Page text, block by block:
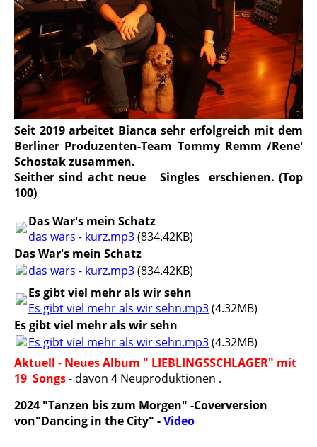
Seit 2019 arbeitet Bianca sehr erfolgreich mit dem
Berliner Produzenten-Team Tommy Remm /Rene'
Schostak zusammen.
Seither sind acht neue Singles erschienen. (Top
100)
Das War's mein Schatz
das wars - kurz.mp3(834.42KB)
Das War's mein Schatz
das wars - kurz.mp3(834.42KB)
Es gibt viel mehr als wir sehn
Es gibt viel mehr als wir sehn.mp3(4.32MB)
Es gibt viel mehr als wir sehn
Es gibt viel mehr als wir sehn.mp3(4.32MB)
Aktuell - Neues Album " LIEBLINGSSCHLAGER" mit
19 Songs- davon 4 Neuproduktionen .
2024 "Tanzen bis zum Morgen" -Coverversion
von"Dancing in the City" -Video